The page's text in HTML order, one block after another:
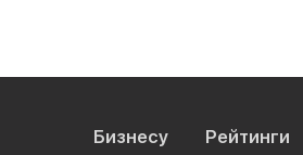
Бизнесу Рейтинги